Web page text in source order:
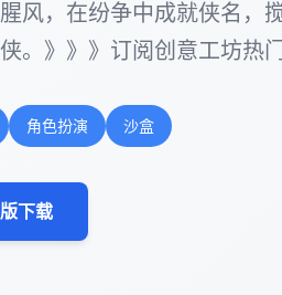
风，在纷争中成就侠名，
。》》》订阅创意工坊热
角色扮演 沙盒
下载